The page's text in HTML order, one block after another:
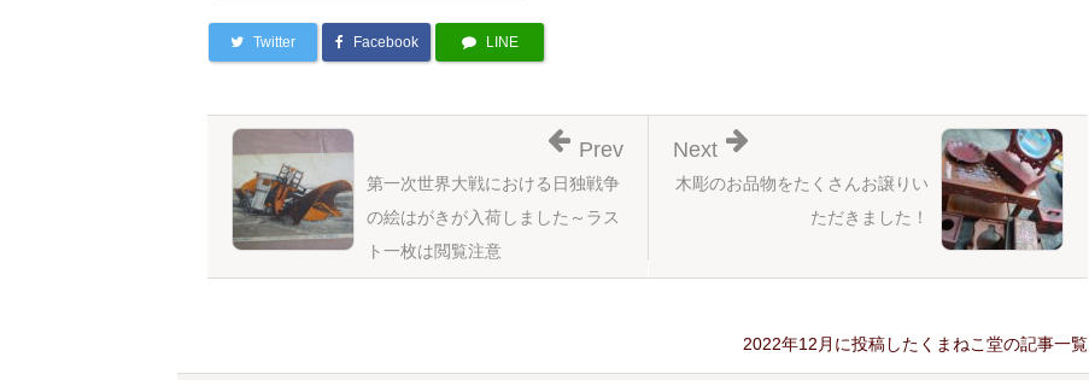
Twitter Facebook LINE
木彫のお品物をたくさんお譲りい
ただきました！
Next
第一次世界大戦における日独戦争
の絵はがきが入荷しました～ラス
ト一枚は閲覧注意
Prev
2022年12月に投稿したくまねこ堂の記事一覧